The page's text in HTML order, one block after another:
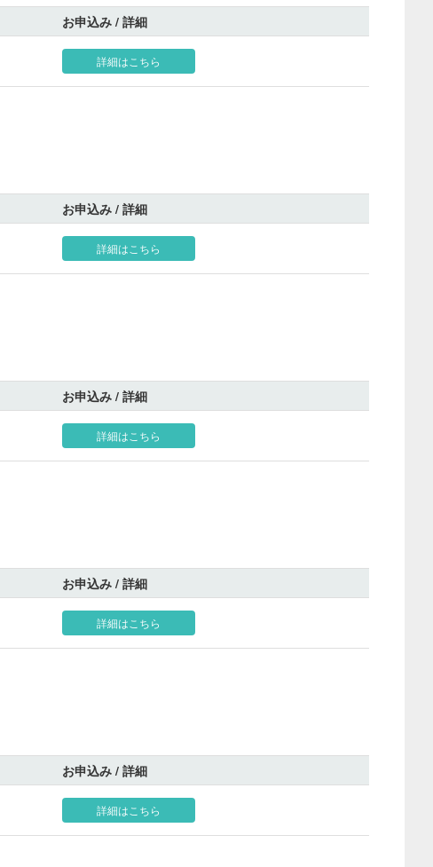
お申込み / 詳細
詳細はこちら
お申込み / 詳細
詳細はこちら
お申込み / 詳細
詳細はこちら
お申込み / 詳細
詳細はこちら
お申込み / 詳細
詳細はこちら